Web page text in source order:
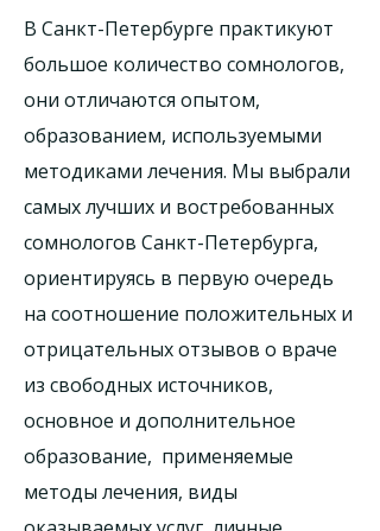
В Санкт-Петербурге практикуют
большое количество сомнологов,
они отличаются опытом,
образованием, используемыми
методиками лечения. Мы выбрали
самых лучших и востребованных
сомнологов Санкт-Петербурга,
ориентируясь в первую очередь
на соотношение положительных и
отрицательных отзывов о враче
из свободных источников,
основное и дополнительное
образование, применяемые
методы лечения, виды